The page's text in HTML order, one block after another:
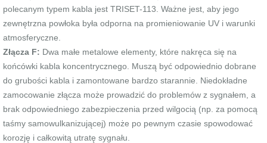
polecanym typem kabla jest TRISET-113. Ważne jest, aby jego
zewnętrzna powłoka była odporna na promieniowanie UV i warunki
atmosferyczne.
Złącza F: Dwa małe metalowe elementy, które nakręca się na
końcówki kabla koncentrycznego. Muszą być odpowiednio dobrane
do grubości kabla i zamontowane bardzo starannie. Niedokładne
zamocowanie złącza może prowadzić do problemów z sygnałem, a
brak odpowiedniego zabezpieczenia przed wilgocią (np. za pomocą
taśmy samowulkanizującej) może po pewnym czasie spowodować
korozję i całkowitą utratę sygnału.